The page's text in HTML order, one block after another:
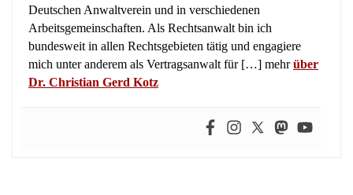
Deutschen Anwaltverein und in verschiedenen
Arbeitsgemeinschaften. Als Rechtsanwalt bin ich
bundesweit in allen Rechtsgebieten tätig und engagiere
mich unter anderem als Vertragsanwalt für […] mehrüber
Dr. Christian Gerd Kotz